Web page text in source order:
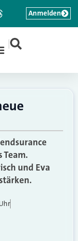
|
Anmelden
und Eva